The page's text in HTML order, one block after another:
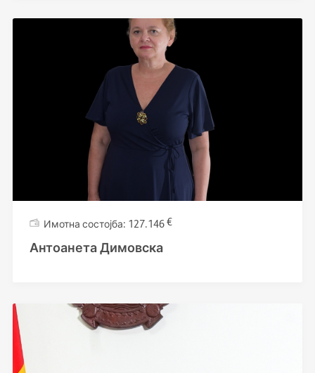
127.146€
Антоанета Димовска